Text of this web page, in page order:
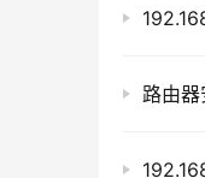
路由